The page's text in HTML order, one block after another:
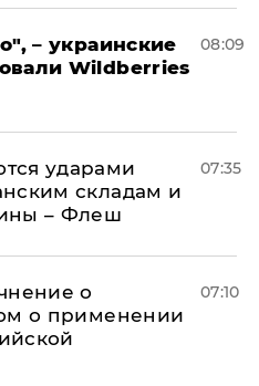
– украинские
Wildberries
08:09
ударами
складам и
– Флеш
07:35
о
о применении
07:10